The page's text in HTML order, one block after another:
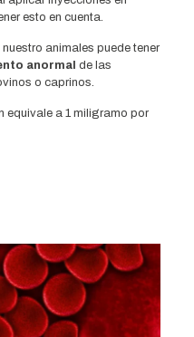
esto en cuenta.
animales puede tener
anormal de las
o caprinos.
equivale a 1 miligramo por